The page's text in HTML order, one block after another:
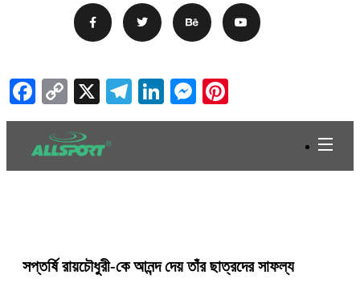
Facebook
Copy
Link
X Telegram
LinkedIn
Messenger
সপ্তর্ষি রায়চৌধুরী-কে আনন্দ দেয় তাঁর ছাত্রদের সাফল্য